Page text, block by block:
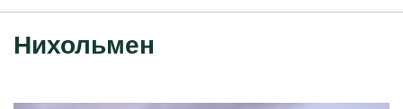
Нихольмен